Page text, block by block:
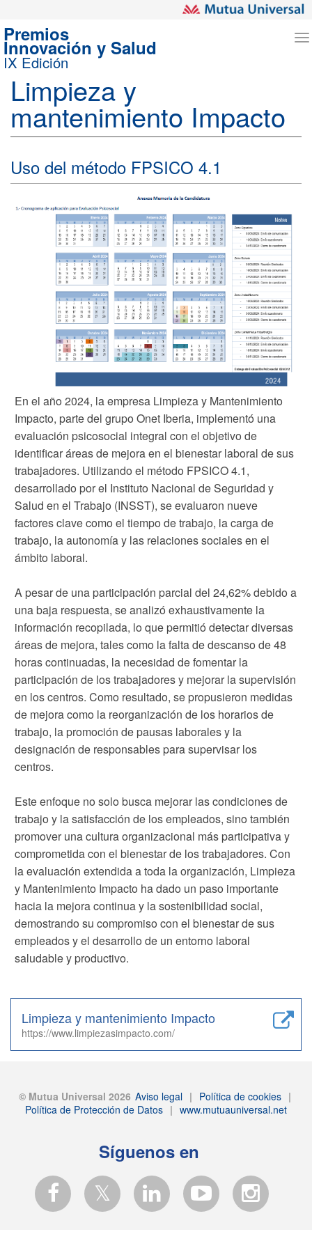
Premios
Innovación y Salud
IX Edición
Limpieza y
mantenimiento Impacto
Uso del método FPSICO 4.1
En el año 2024, la empresa Limpieza y Mantenimiento
Impacto, parte del grupo Onet Iberia, implementó una
evaluación psicosocial integral con el objetivo de
identificar áreas de mejora en el bienestar laboral de sus
trabajadores. Utilizando el método FPSICO 4.1,
desarrollado por el Instituto Nacional de Seguridad y
Salud en el Trabajo (INSST), se evaluaron nueve
factores clave como el tiempo de trabajo, la carga de
trabajo, la autonomía y las relaciones sociales en el
ámbito laboral.
A pesar de una participación parcial del 24,62% debido a
una baja respuesta, se analizó exhaustivamente la
información recopilada, lo que permitió detectar diversas
áreas de mejora, tales como la falta de descanso de 48
horas continuadas, la necesidad de fomentar la
participación de los trabajadores y mejorar la supervisión
en los centros. Como resultado, se propusieron medidas
de mejora como la reorganización de los horarios de
trabajo, la promoción de pausas laborales y la
designación de responsables para supervisar los
centros.
Este enfoque no solo busca mejorar las condiciones de
trabajo y la satisfacción de los empleados, sino también
promover una cultura organizacional más participativa y
comprometida con el bienestar de los trabajadores. Con
la evaluación extendida a toda la organización, Limpieza
y Mantenimiento Impacto ha dado un paso importante
hacia la mejora continua y la sostenibilidad social,
demostrando su compromiso con el bienestar de sus
empleados y el desarrollo de un entorno laboral
saludable y productivo.
Limpieza y mantenimiento Impacto
https://www.limpiezasimpacto.com/
© Mutua Universal 2026 Aviso legal | Política de cookies |
Política de Protección de Datos | www.mutuauniversal.net
Síguenos en
𝕏